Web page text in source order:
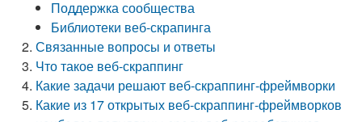
Поддержка сообщества
Библиотеки веб-скрапинга
Связанные вопросы и ответы
Что такое веб-скраппинг
Какие задачи решают веб-скраппинг-фреймворки
Какие из 17 открытых веб-скраппинг-фреймворков